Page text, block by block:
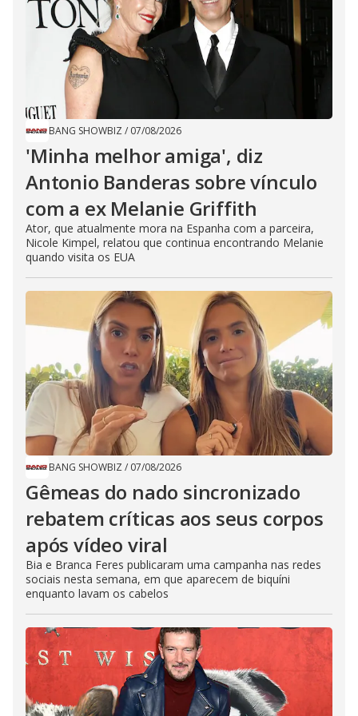
BANG SHOWBIZ / 07/08/2026
'Minha melhor amiga', diz
Antonio Banderas sobre vínculo
com a ex Melanie Griffith
Ator, que atualmente mora na Espanha com a parceira,
Nicole Kimpel, relatou que continua encontrando Melanie
quando visita os EUA
BANG SHOWBIZ / 07/08/2026
Gêmeas do nado sincronizado
rebatem críticas ​a​os seus corpos
após vídeo viral
Bia e Branca Feres publicaram uma campanha nas redes
sociais nesta semana, em que aparecem de biquíni
enquanto lavam os cabelos